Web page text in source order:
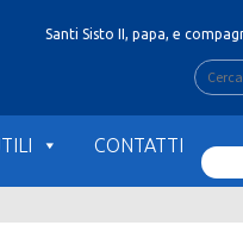
Santi Sisto II, papa, e
Ricerca
per:
CONTATTI